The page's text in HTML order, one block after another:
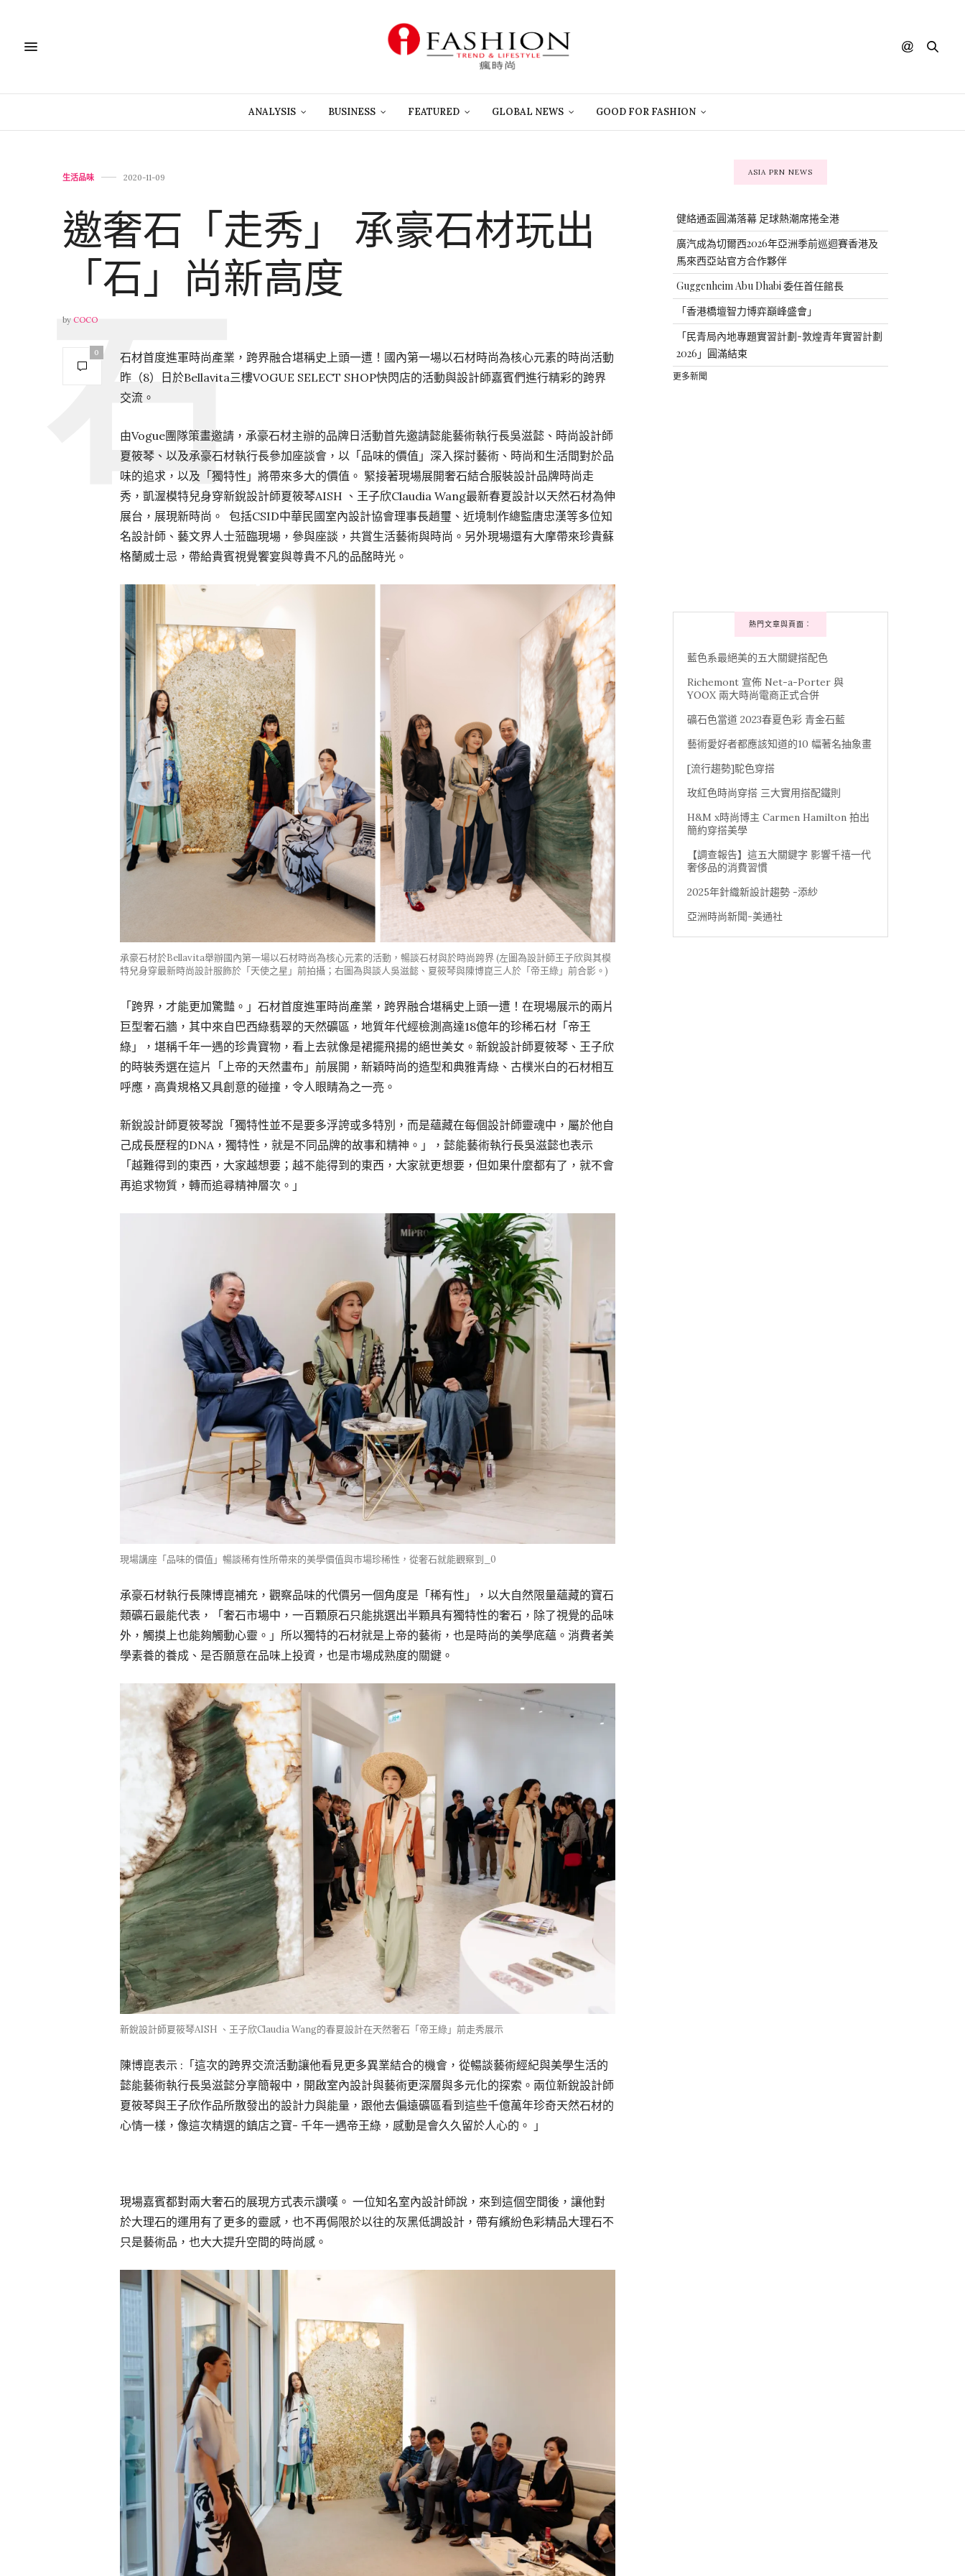
ANALYSIS BUSINESS FEATURED GLOBAL NEWS GOOD FOR FASHION
生活品味 2020-11-09
邀奢石「走秀」 承豪石材玩出
「石」尚新高度
by COCO
0
石材首度進軍時尚產業，跨界融合堪稱史上頭一遭！國內第一場以石材時尚為核心元素的時尚活動
昨（8）日於Bellavita三樓VOGUE SELECT SHOP快閃店的活動與設計師嘉賓們進行精彩的跨界
交流。
由Vogue團隊策畫邀請，承豪石材主辦的品牌日活動首先邀請懿能藝術執行長吳滋懿、時尚設計師
夏筱琴、以及承豪石材執行長參加座談會，以「品味的價值」深入探討藝術、時尚和生活間對於品
味的追求，以及「獨特性」將帶來多大的價值。 緊接著現場展開奢石結合服裝設計品牌時尚走
秀，凱渥模特兒身穿新銳設計師夏筱琴AISH 、王子欣Claudia Wang最新春夏設計以天然石材為伸
展台，展現新時尚。 包括CSID中華⺠國室內設計協會理事長趙璽、近境制作總監唐忠漢等多位知
名設計師、藝文界人士蒞臨現場，參與座談，共賞生活藝術與時尚。另外現場還有大摩帶來珍貴蘇
格蘭威士忌，帶給貴賓視覺饗宴與尊貴不凡的品酩時光。
承豪石材於Bellavita舉辦國內第一場以石材時尚為核心元素的活動，暢談石材與於時尚跨界 (左圖為設計師王子欣與其模
特兒身穿最新時尚設計服飾於「天使之星」前拍攝；右圖為與談人吳滋懿、夏筱琴與陳博崑三人於「帝王綠」前合影。)
「跨界，才能更加驚豔。」石材首度進軍時尚產業，跨界融合堪稱史上頭一遭！在現場展示的兩片
巨型奢石牆，其中來自巴西綠翡翠的天然礦區，地質年代經檢測高達18億年的珍稀石材「帝王
綠」，堪稱千年一遇的珍貴寶物，看上去就像是裙擺飛揚的絕世美女。新銳設計師夏筱琴、王子欣
的時裝秀選在這片「上帝的天然畫布」前展開，新穎時尚的造型和典雅青綠、古樸米白的石材相互
呼應，高貴規格又具創意的碰撞，令人眼睛為之一亮。
新銳設計師夏筱琴說「獨特性並不是要多浮誇或多特別，而是蘊藏在每個設計師靈魂中，屬於他自
己成長歷程的DNA，獨特性，就是不同品牌的故事和精神。」，懿能藝術執行長吳滋懿也表示
「越難得到的東西，大家越想要；越不能得到的東西，大家就更想要，但如果什麼都有了，就不會
再追求物質，轉而追尋精神層次。」
現場講座「品味的價值」暢談稀有性所帶來的美學價值與市場珍稀性，從奢石就能觀察到_0
承豪石材執行長陳博崑補充，觀察品味的代價另一個角度是「稀有性」，以大自然限量蘊藏的寶石
類礦石最能代表，「奢石市場中，一百顆原石只能挑選出半顆具有獨特性的奢石，除了視覺的品味
外，觸摸上也能夠觸動心靈。」所以獨特的石材就是上帝的藝術，也是時尚的美學底蘊。消費者美
學素養的養成、是否願意在品味上投資，也是市場成熟度的關鍵。
新銳設計師夏筱琴AISH 、王子欣Claudia Wang的春夏設計在天然奢石「帝王綠」前走秀展示
陳博崑表示 :「這次的跨界交流活動讓他看見更多異業結合的機會，從暢談藝術經紀與美學生活的
懿能藝術執行長吳滋懿分享簡報中，開啟室內設計與藝術更深層與多元化的探索。兩位新銳設計師
夏筱琴與王子欣作品所散發出的設計力與能量，跟他去偏遠礦區看到這些千億萬年珍奇天然石材的
心情一樣，像這次精選的鎮店之寶- 千年一遇帝王綠，感動是會久久留於人心的。 」
現場嘉賓都對兩大奢石的展現方式表示讚嘆。 一位知名室內設計師說，來到這個空間後，讓他對
於大理石的運用有了更多的靈感，也不再侷限於以往的灰黑低調設計，帶有繽紛色彩精品大理石不
只是藝術品，也大大提升空間的時尚感。
ASIA PRN NEWS
健絡通盃圓滿落幕 足球熱潮席捲全港
廣汽成為切爾西2026年亞洲季前巡迴賽香港及
馬來西亞站官方合作夥伴
Guggenheim Abu Dhabi 委任首任館長
「香港橋壇智力博弈巔峰盛會」
「民青局內地專題實習計劃-敦煌青年實習計劃
2026」圓滿結束
更多新聞
熱門文章與頁面︰
藍色系最絕美的五大關鍵搭配色
Richemont 宣佈 Net-a-Porter 與
YOOX 兩大時尚電商正式合併
礦石色當道 2023春夏色彩 青金石藍
藝術愛好者都應該知道的10 幅著名抽象畫
[流行趨勢]駝色穿搭
玫紅色時尚穿搭 三大實用搭配鐵則
H&M x時尚博主 Carmen Hamilton 拍出
簡約穿搭美學
【調查報告】這五大關鍵字 影響千禧一代
奢侈品的消費習慣
2025年針織新設計趨勢 -添紗
亞洲時尚新聞-美通社